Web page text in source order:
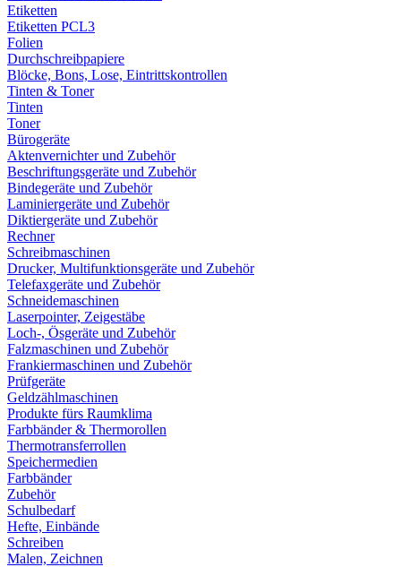
Etiketten
Etiketten PCL3
Folien
Durchschreibpapiere
Blöcke, Bons, Lose, Eintrittskontrollen
Tinten & Toner
Tinten
Toner
Bürogeräte
Aktenvernichter und Zubehör
Beschriftungsgeräte und Zubehör
Bindegeräte und Zubehör
Laminiergeräte und Zubehör
Diktiergeräte und Zubehör
Rechner
Schreibmaschinen
Drucker, Multifunktionsgeräte und Zubehör
Telefaxgeräte und Zubehör
Schneidemaschinen
Laserpointer, Zeigestäbe
Loch-, Ösgeräte und Zubehör
Falzmaschinen und Zubehör
Frankiermaschinen und Zubehör
Prüfgeräte
Geldzählmaschinen
Produkte fürs Raumklima
Farbbänder & Thermorollen
Thermotransferrollen
Speichermedien
Farbbänder
Zubehör
Schulbedarf
Hefte, Einbände
Schreiben
Malen, Zeichnen